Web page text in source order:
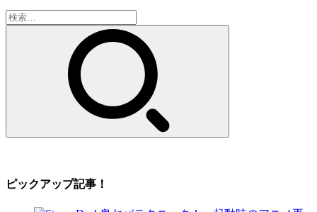
検
索:
ピックアップ記事！